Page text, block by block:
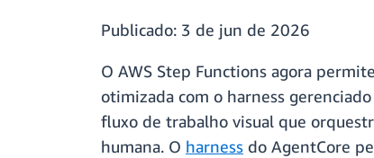
Publicado: 3 de jun de 2026
O AWS Step Functions agora
otimizada com o harness
fluxo de trabalho visual que
humana. O harness do AgentCore